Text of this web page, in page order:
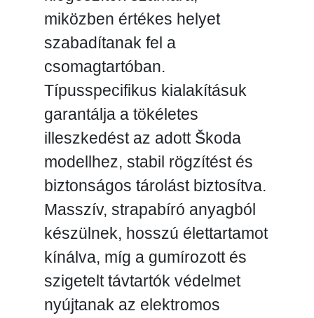
miközben értékes helyet
szabadítanak fel a
csomagtartóban.
Típusspecifikus kialakításuk
garantálja a tökéletes
illeszkedést az adott Škoda
modellhez, stabil rögzítést és
biztonságos tárolást biztosítva.
Masszív, strapabíró anyagból
készülnek, hosszú élettartamot
kínálva, míg a gumírozott és
szigetelt távtartók védelmet
nyújtanak az elektromos